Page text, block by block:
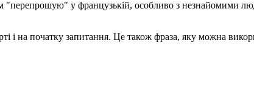
"перепрошую" у французькій, особливо з незнайомими
і на початку запитання. Це також фраза, яку можна